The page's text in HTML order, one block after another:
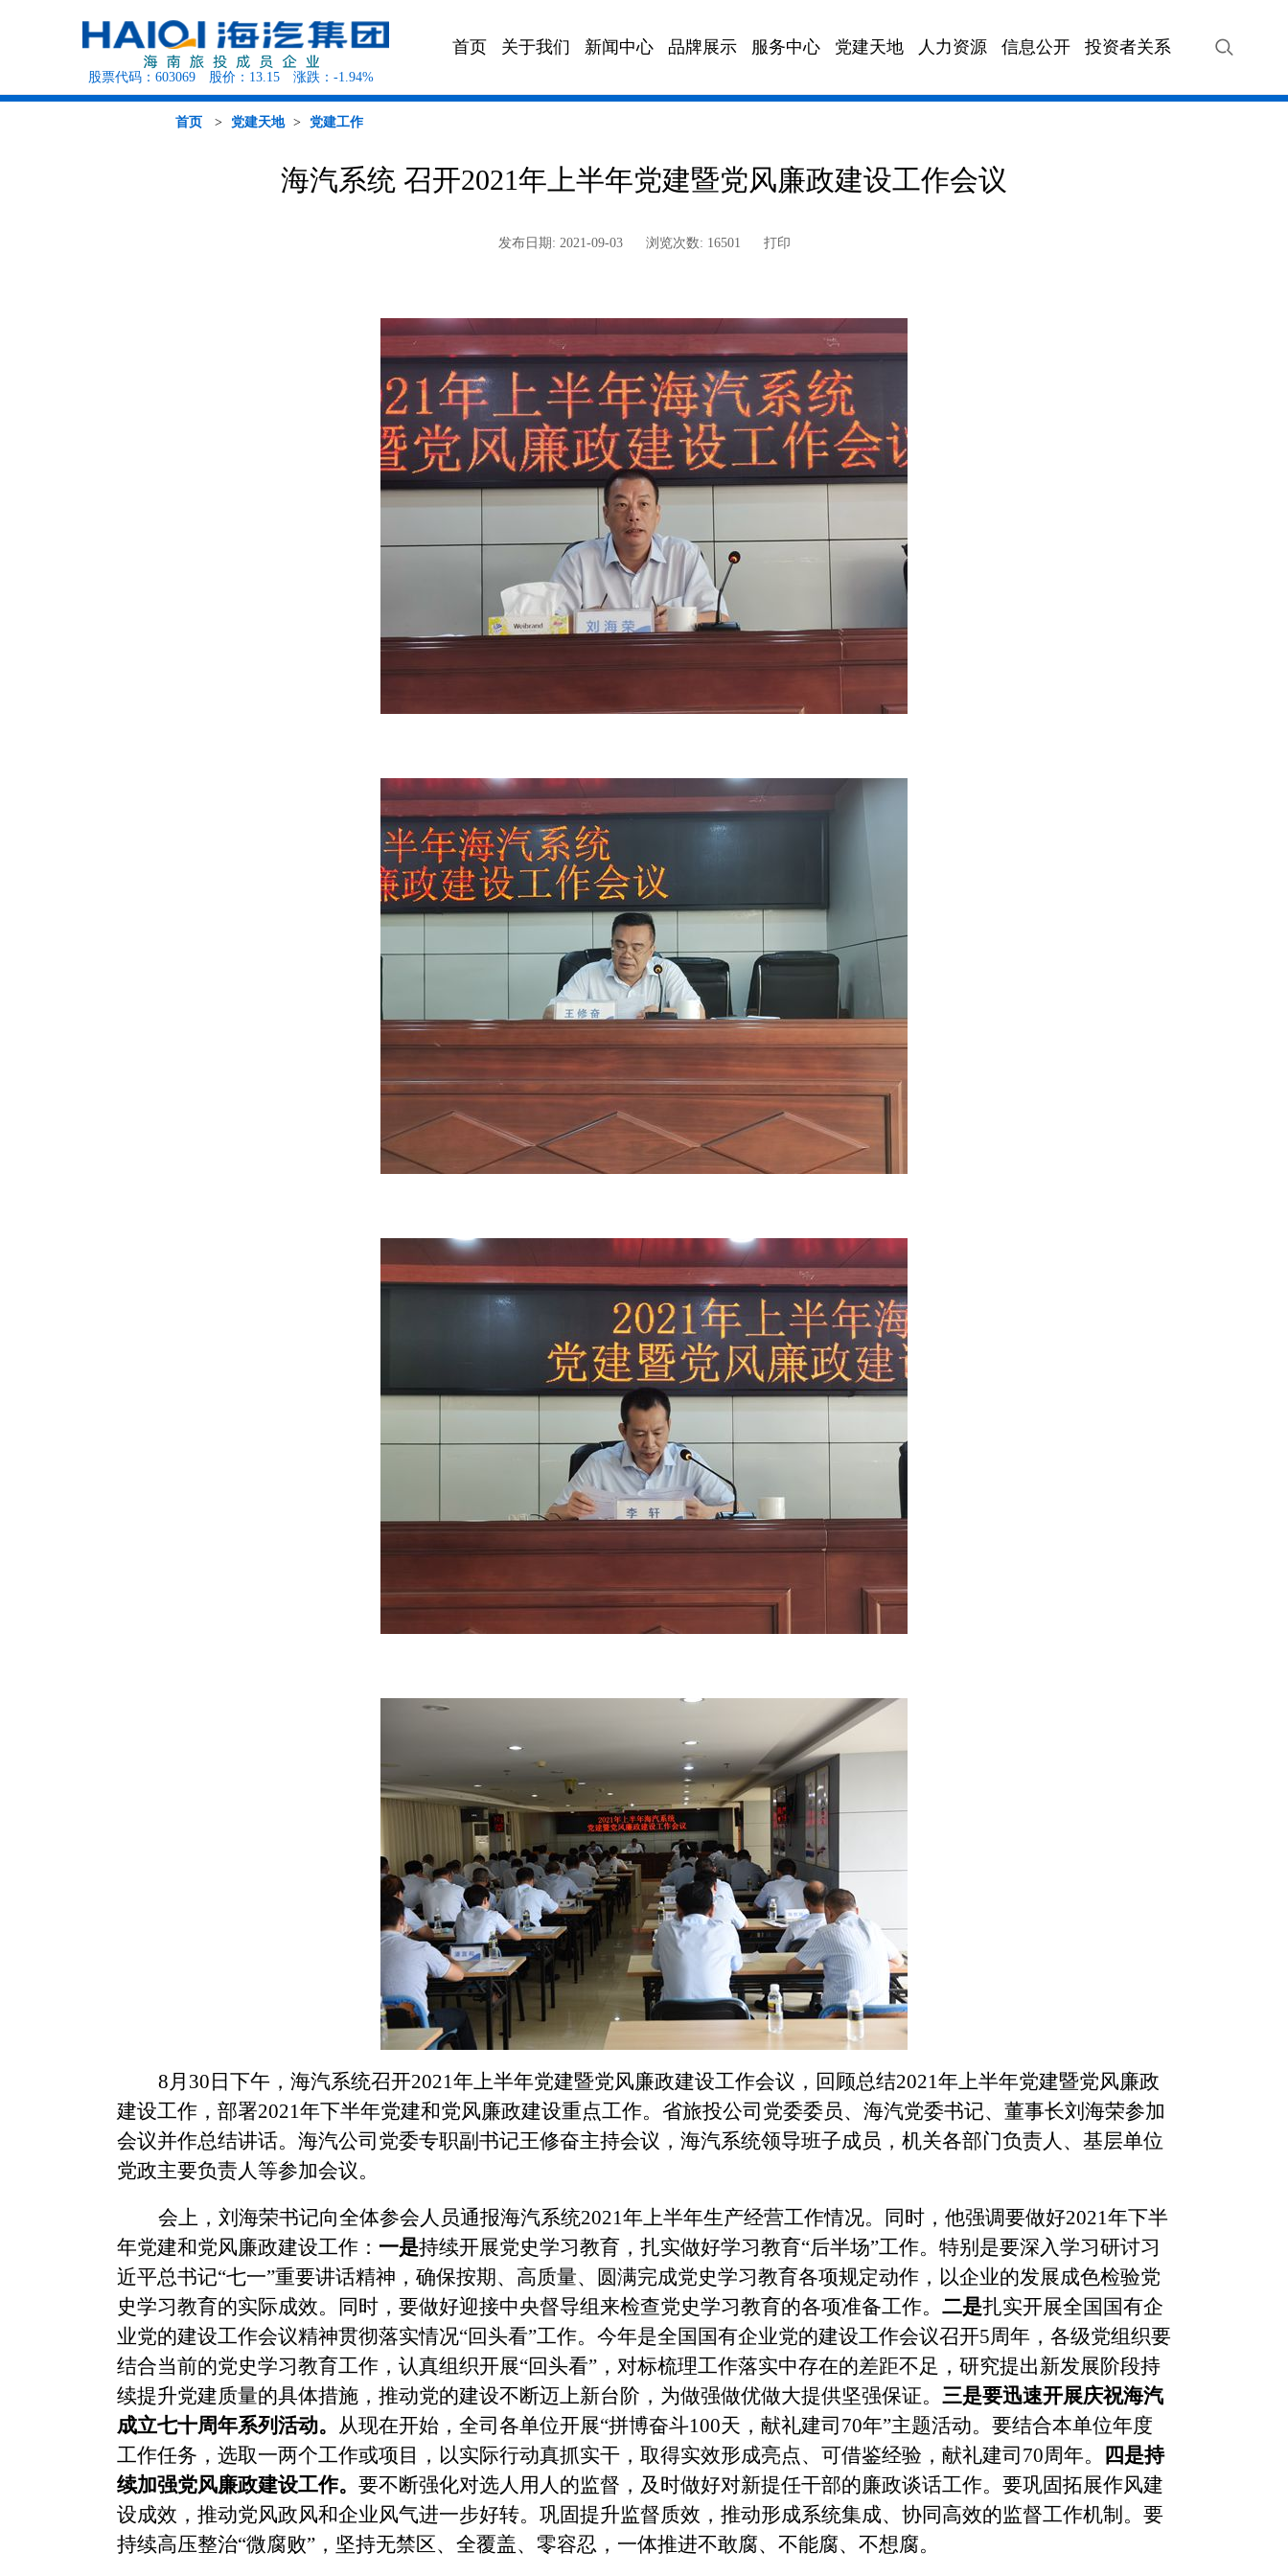
股票代码： 603069 股价： 13.15 涨跌： -1.94%
首页 关于我们
组织结构
新闻中心
行业资讯 媒体聚焦
品牌展示
环岛观光巴士 海旅租车
服务中心
快递查询
党建天地 人力资源 信息公开
征集调查
投资者关系
定期报告 投资者园地
首页 > 党建天地 > 党建工作
海汽系统 召开2021年上半年党建暨党风廉政建设工作会议
发布日期: 2021-09-03 浏览次数: 16501 打印
8月30日下午，海汽系统召开2021年上半年党建暨党风廉政建设工作会议，回顾总结2021年上半年党建暨党风廉政
建设工作，部署2021年下半年党建和党风廉政建设重点工作。省旅投公司党委委员、海汽党委书记、董事长刘海荣参加
会议并作总结讲话。海汽公司党委专职副书记王修奋主持会议，海汽系统领导班子成员，机关各部门负责人、基层单位
党政主要负责人等参加会议。
会上，刘海荣书记向全体参会人员通报海汽系统2021年上半年生产经营工作情况。同时，他强调要做好2021年下半
年党建和党风廉政建设工作： 一是持续开展党史学习教育，扎实做好学习教育“后半场”工作。特别是要深入学习研讨习
近平总书记“七一”重要讲话精神，确保按期、高质量、圆满完成党史学习教育各项规定动作，以企业的发展成色检验党
史学习教育的实际成效。同时，要做好迎接中央督导组来检查党史学习教育的各项准备工作。 二是扎实开展全国国有企
业党的建设工作会议精神贯彻落实情况“回头看”工作。今年是全国国有企业党的建设工作会议召开5周年，各级党组织要
结合当前的党史学习教育工作，认真组织开展“回头看”，对标梳理工作落实中存在的差距不足，研究提出新发展阶段持
续提升党建质量的具体措施，推动党的建设不断迈上新台阶，为做强做优做大提供坚强保证。 三是要迅速开展庆祝海汽
成立七十周年系列活动。 从现在开始，全司各单位开展“拼博奋斗100天，献礼建司70年”主题活动。要结合本单位年度
工作任务，选取一两个工作或项目，以实际行动真抓实干，取得实效形成亮点、可借鉴经验，献礼建司70周年。
四是持
续加强党风廉政建设工作。 要不断强化对选人用人的监督，及时做好对新提任干部的廉政谈话工作。要巩固拓展作风建
设成效，推动党风政风和企业风气进一步好转。巩固提升监督质效，推动形成系统集成、协同高效的监督工作机制。要
持续高压整治“微腐败”，坚持无禁区、全覆盖、零容忍，一体推进不敢腐、不能腐、不想腐。